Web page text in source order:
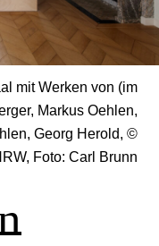
mit Werken von (im
Markus Oehlen,
Georg Herold, ©
Foto: Carl Brunn